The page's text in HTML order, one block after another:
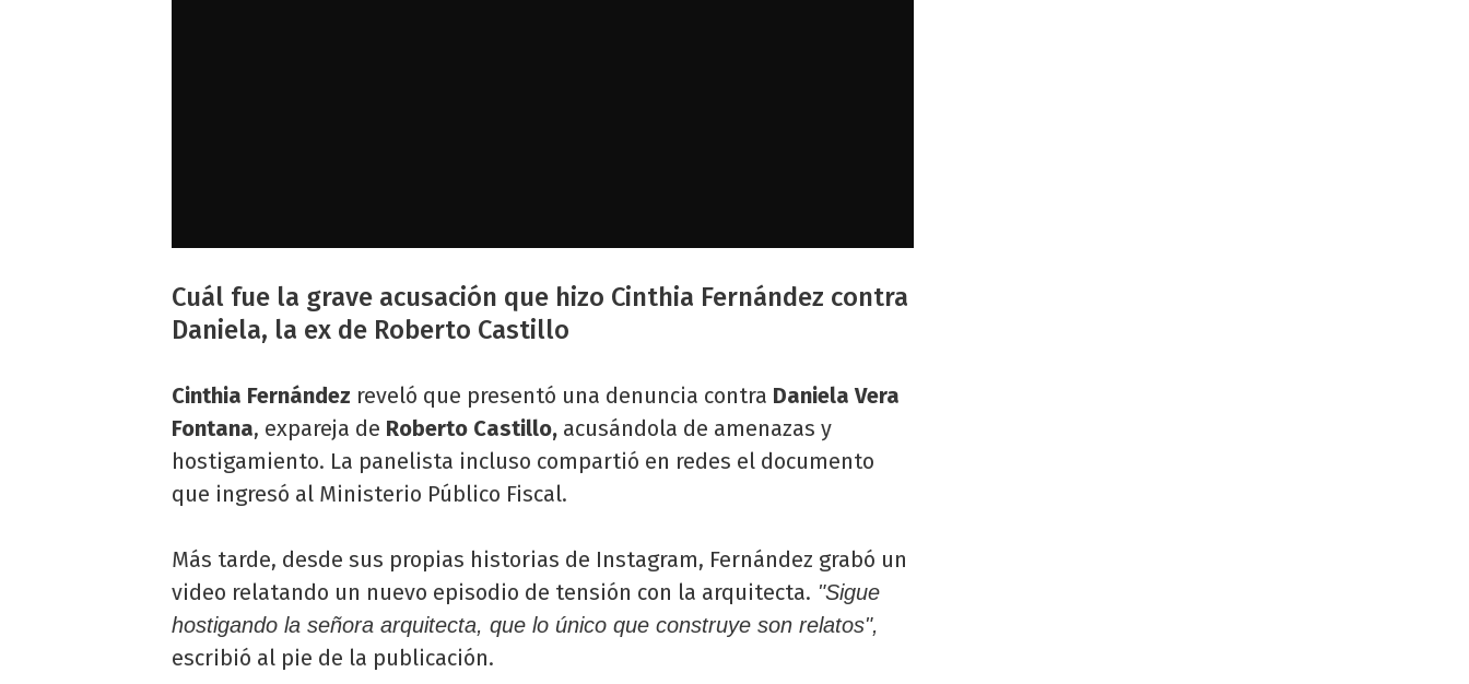
Cuál fue la grave acusación que hizo Cinthia Fernández contra
Daniela, la ex de Roberto Castillo
Cinthia Fernández reveló que presentó una denuncia contra Daniela Vera
Fontana, expareja de Roberto Castillo, acusándola de amenazas y
hostigamiento. La panelista incluso compartió en redes el documento
que ingresó al Ministerio Público Fiscal.
Más tarde, desde sus propias historias de Instagram, Fernández grabó un
video relatando un nuevo episodio de tensión con la arquitecta. "Sigue
hostigando la señora arquitecta, que lo único que construye son relatos",
escribió al pie de la publicación.